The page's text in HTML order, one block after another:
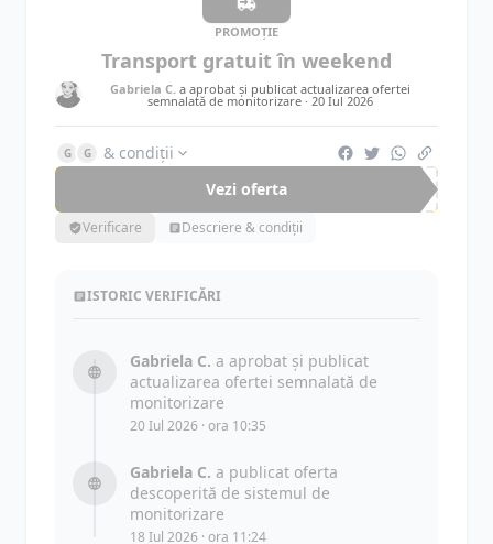
PROMOȚIE
Transport gratuit în weekend
Gabriela C. a aprobat și publicat actualizarea ofertei
semnalată de monitorizare · 20 Iul 2026
G G
& condiții
Vezi oferta
Verificare Descriere & condiții
ISTORIC VERIFICĂRI
Gabriela C. a aprobat și publicat
actualizarea ofertei semnalată de
monitorizare
20 Iul 2026 · ora 10:35
Gabriela C. a publicat oferta
descoperită de sistemul de
monitorizare
18 Iul 2026 · ora 11:24